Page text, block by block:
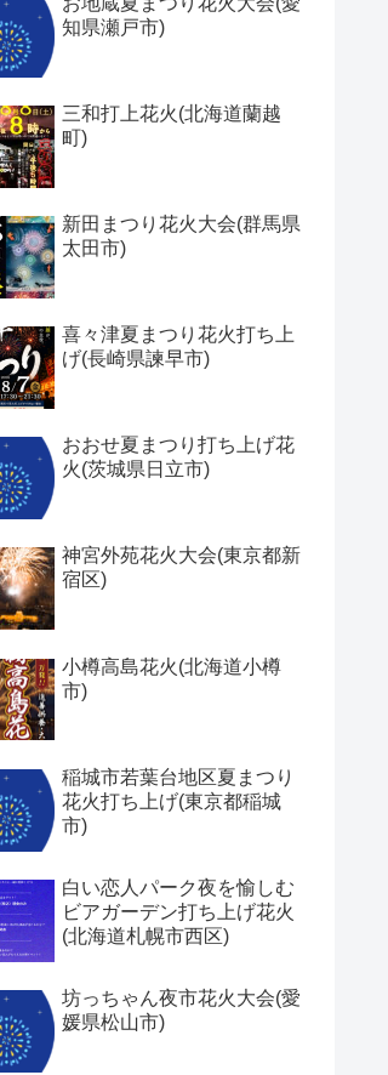
知県瀬戸市)
三和打上花火(北海道蘭越
町)
新田まつり花火大会(群馬県
太田市)
喜々津夏まつり花火打ち上
げ(長崎県諫早市)
おおせ夏まつり打ち上げ花
火(茨城県日立市)
神宮外苑花火大会(東京都新
宿区)
小樽高島花火(北海道小樽
市)
稲城市若葉台地区夏まつり
花火打ち上げ(東京都稲城
市)
白い恋人パーク夜を愉しむ
ビアガーデン打ち上げ花火
(北海道札幌市西区)
坊っちゃん夜市花火大会(愛
媛県松山市)